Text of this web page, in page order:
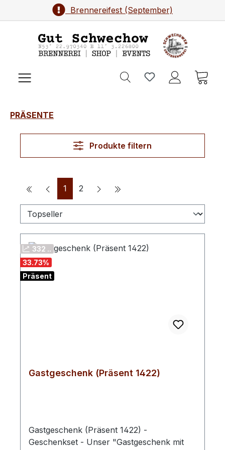
Zum Hauptinhalt springenBrennereifest (September)
PRÄSENTE
Produkte filtern
Seite
1 Seite
2
332 ..
33.73%
Präsent
Gastgeschenk (Präsent 1422)
Gastgeschenk (Präsent 1422) -
Geschenkset - Unser "Gastgeschenk mit